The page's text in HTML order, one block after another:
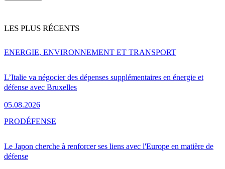
LES PLUS RÉCENTS
L’Italie va négocier des dépenses supplémentaires en énergie et
défense avec Bruxelles
05.08.2026
ENERGIE, ENVIRONNEMENT ET TRANSPORT
Le Japon cherche à renforcer ses liens avec l'Europe en matière de
défense
PRODÉFENSE